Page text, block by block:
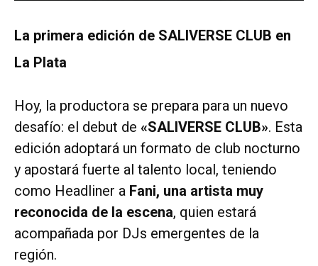
La primera edición de SALIVERSE CLUB en
La Plata
Hoy, la productora se prepara para un nuevo
desafío: el debut de «SALIVERSE CLUB». Esta
edición adoptará un formato de club nocturno
y apostará fuerte al talento local, teniendo
como Headliner a Fani, una artista muy
reconocida de la escena, quien estará
acompañada por DJs emergentes de la
región.